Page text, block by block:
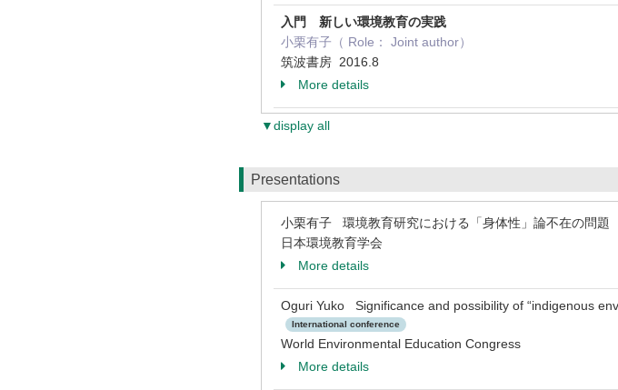
入門 新しい環境教育の実践
小栗有子（ Role： Joint author）
筑波書房 2016.8
More details
▼display all
Presentations
小栗有子 環境教育研究における「身体性」論不在の問題
日本環境教育学会
More details
Oguri Yuko Significance and possibility of “indigenous
International conference
World Environmental Education Congress
More details